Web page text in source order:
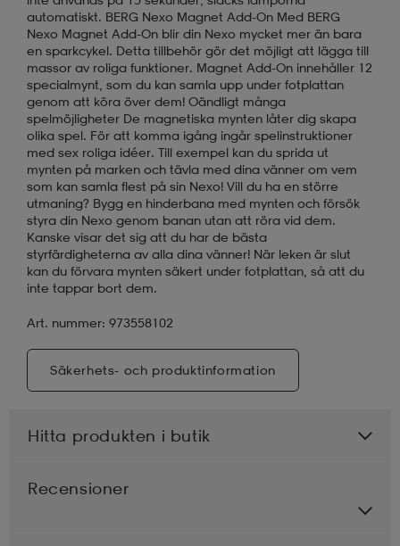
automatiskt. BERG Nexo Magnet Add-On Med BERG
Nexo Magnet Add-On blir din Nexo mycket mer än bara
en sparkcykel. Detta tillbehör gör det möjligt att lägga till
massor av roliga funktioner. Magnet Add-On innehåller 12
specialmynt, som du kan samla upp under fotplattan
genom att köra över dem! Oändligt många
spelmöjligheter De magnetiska mynten låter dig skapa
olika spel. För att komma igång ingår spelinstruktioner
med sex roliga idéer. Till exempel kan du sprida ut
mynten på marken och tävla med dina vänner om vem
som kan samla flest på sin Nexo! Vill du ha en större
utmaning? Bygg en hinderbana med mynten och försök
styra din Nexo genom banan utan att röra vid dem.
Kanske visar det sig att du har de bästa
styrfärdigheterna av alla dina vänner! När leken är slut
kan du förvara mynten säkert under fotplattan, så att du
inte tappar bort dem.
Art. nummer: 973558102
Säkerhets- och produktinformation
Hitta produkten i butik
Recensioner